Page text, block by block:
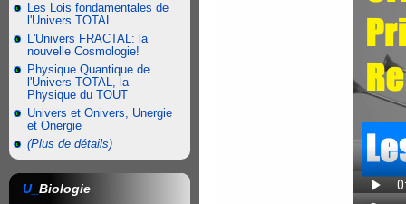
Les Lois fondamentales de
l'Univers TOTAL
L'Univers FRACTAL: la
nouvelle Cosmologie!
Physique Quantique de
l'Univers TOTAL, la
Physique du TOUT
Univers et Onivers, Unergie
et Onergie
(Plus de détails)
U_ Biologie